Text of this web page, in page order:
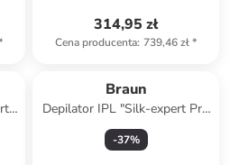
314,95 zł
Cena producenta: 739,46 zł*
Braun
Depilator IPL "Silk-expert Pro
IPL PL1000" w kolorze biało-
różowym
-37%